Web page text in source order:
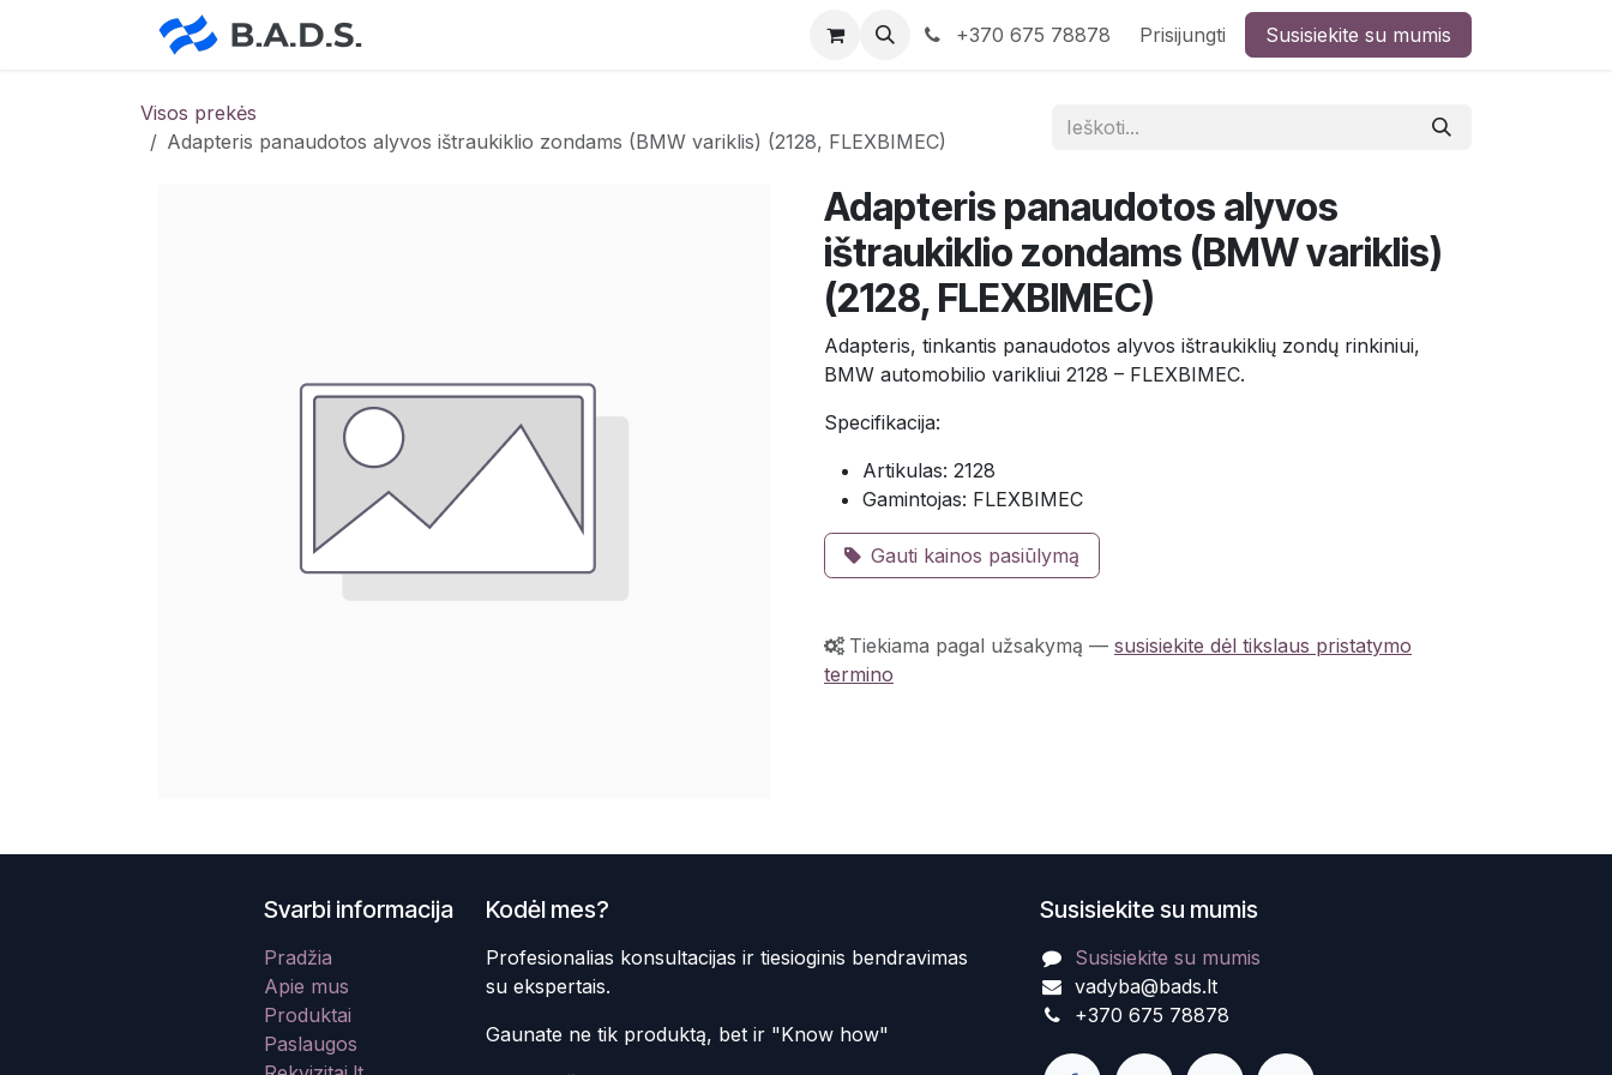
+370 675 78878 Prisijungti Susisiekite su mumis
Visos prekės
Adapteris panaudotos alyvos ištraukiklio zondams (BMW variklis) (2128, FLEXBIMEC)
Adapteris panaudotos alyvos
ištraukiklio zondams (BMW variklis)
(2128, FLEXBIMEC)
Adapteris, tinkantis panaudotos alyvos ištraukiklių zondų rinkiniui,
BMW automobilio varikliui 2128 – FLEXBIMEC.
Specifikacija:
Artikulas: 2128
Gamintojas: FLEXBIMEC
Gauti kainos pasiūlymą
Tiekiama pagal užsakymą — susisiekite dėl tikslaus pristatymo
termino
Susisiekite su mumis
Susisiekite su mumis
vadyba@bads.lt
+370 675 78878
Kodėl mes?
Profesionalias konsultacijas ir tiesioginis bendravimas
su ekspertais.
Gaunate ne tik produktą, bet ir "Know how"
Svarbi informacija
Pradžia
Apie mus
Produktai
Paslaugos